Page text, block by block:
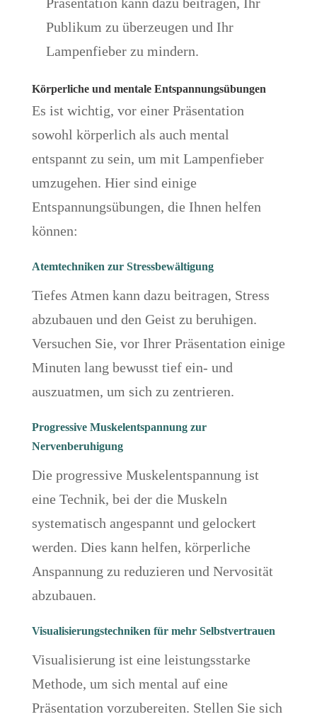
Publikum zu überzeugen und Ihr
Lampenfieber zu mindern.
Körperliche und mentale Entspannungsübungen
Es ist wichtig, vor einer Präsentation
sowohl körperlich als auch mental
entspannt zu sein, um mit Lampenfieber
umzugehen. Hier sind einige
Entspannungsübungen, die Ihnen helfen
können:
Atemtechniken zur Stressbewältigung
Tiefes Atmen kann dazu beitragen, Stress
abzubauen und den Geist zu beruhigen.
Versuchen Sie, vor Ihrer Präsentation einige
Minuten lang bewusst tief ein- und
auszuatmen, um sich zu zentrieren.
Progressive Muskelentspannung zur
Nervenberuhigung
Die progressive Muskelentspannung ist
eine Technik, bei der die Muskeln
systematisch angespannt und gelockert
werden. Dies kann helfen, körperliche
Anspannung zu reduzieren und Nervosität
abzubauen.
Visualisierungstechniken für mehr Selbstvertrauen
Visualisierung ist eine leistungsstarke
Methode, um sich mental auf eine
Präsentation vorzubereiten. Stellen Sie sich